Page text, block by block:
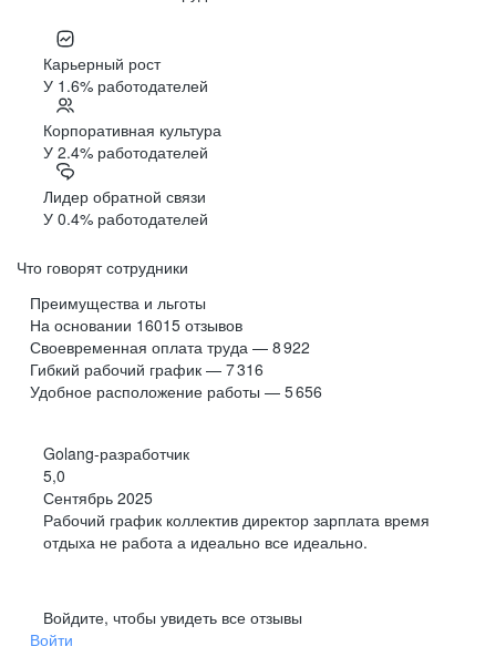
Карьерный рост
У 1.6% работодателей
Корпоративная культура
У 2.4% работодателей
Лидер обратной связи
У 0.4% работодателей
Что говорят сотрудники
Преимущества и льготы
На основании 16015 отзывов
Своевременная оплата труда — 8 922
Гибкий рабочий график — 7 316
Удобное расположение работы — 5 656
Golang-разработчик
5,0
Сентябрь 2025
Рабочий график коллектив директор зарплата время
отдыха не работа а идеально все идеально.
Войдите, чтобы увидеть все отзывы
Войти